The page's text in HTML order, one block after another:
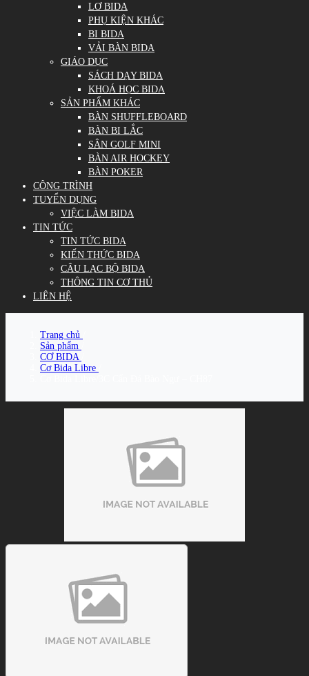
LƠ BIDA
PHỤ KIỆN KHÁC
BI BIDA
VẢI BÀN BIDA
GIÁO DỤC
SÁCH DẠY BIDA
KHOÁ HỌC BIDA
SẢN PHẨM KHÁC
BÀN SHUFFLEBOARD
BÀN BI LẮC
SÂN GOLF MINI
BÀN AIR HOCKEY
BÀN POKER
CÔNG TRÌNH
TUYỂN DỤNG
VIỆC LÀM BIDA
TIN TỨC
TIN TỨC BIDA
KIẾN THỨC BIDA
CÂU LẠC BỘ BIDA
THÔNG TIN CƠ THỦ
LIÊN HỆ
Trang chủ
Sản phẩm
CƠ BIDA
Cơ Bida Libre